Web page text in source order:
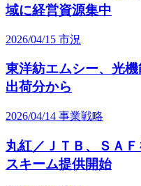
域に経営資源集中
2026/04/15 市況
東洋紡エムシー、光
出荷分から
2026/04/14 事業戦略
丸紅／ＪＴＢ、ＳＡ
スキーム提供開始